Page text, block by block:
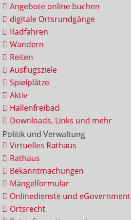
Angebote online buchen
digitale Ortsrundgänge
Radfahren
Wandern
Reiten
Ausflugsziele
Spielplätze
Aktiv
Hallenfreibad
Downloads, Links und mehr
Politik und Verwaltung
Virtuelles Rathaus
Rathaus
Bekanntmachungen
Mängelformular
Onlinedienste und eGovernment
Ortsrecht